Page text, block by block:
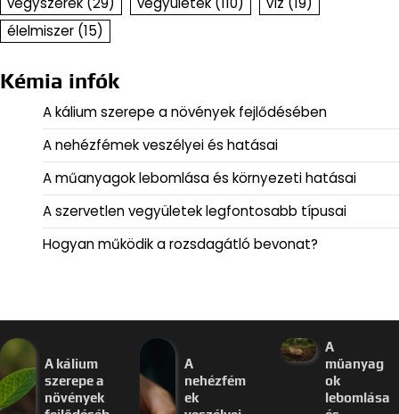
élelmiszer (15)
Kémia infók
A kálium szerepe a növények fejlődésében
A nehézfémek veszélyei és hatásai
A műanyagok lebomlása és környezeti hatásai
A szervetlen vegyületek legfontosabb típusai
Hogyan működik a rozsdagátló bevonat?
A kálium
szerepe a
növények
A
nehézfém
ek
A
műanyag
ok
lebomlása